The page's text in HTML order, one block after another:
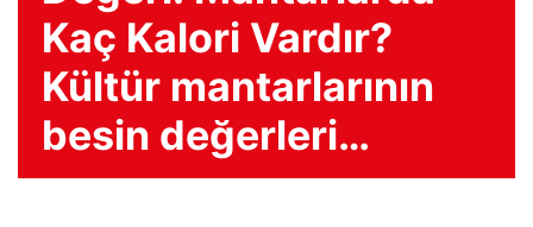
Kaç Kalori Vardır?
Kültür mantarlarının
besin değerleri…